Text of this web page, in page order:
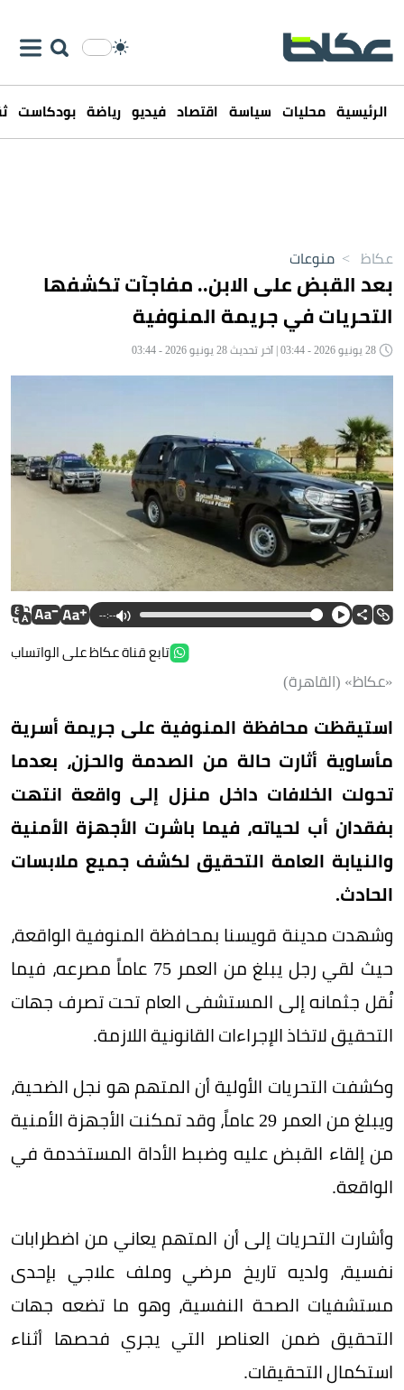
الرئيسية محليات سياسة اقتصاد فيديو رياضة بودكاست
عكاظ > منوعات
بعد القبض على الابن.. مفاجآت تكشفها
التحريات في جريمة المنوفية
--:--
تابع قناة عكاظ على الواتساب
«عكاظ» (القاهرة)
استيقظت محافظة المنوفية على جريمة أسرية
مأساوية أثارت حالة من الصدمة والحزن، بعدما
تحولت الخلافات داخل منزل إلى واقعة انتهت
بفقدان أب لحياته، فيما باشرت الأجهزة الأمنية
والنيابة العامة التحقيق لكشف جميع ملابسات
الحادث.
وشهدت مدينة قويسنا بمحافظة المنوفية الواقعة،
حيث لقي رجل يبلغ من العمر 75 عاماً مصرعه، فيما
نُقل جثمانه إلى المستشفى العام تحت تصرف جهات
التحقيق لاتخاذ الإجراءات القانونية اللازمة.
وكشفت التحريات الأولية أن المتهم هو نجل الضحية،
ويبلغ من العمر 29 عاماً، وقد تمكنت الأجهزة الأمنية
من إلقاء القبض عليه وضبط الأداة المستخدمة في
الواقعة.
وأشارت التحريات إلى أن المتهم يعاني من اضطرابات
نفسية، ولديه تاريخ مرضي وملف علاجي بإحدى
مستشفيات الصحة النفسية، وهو ما تضعه جهات
التحقيق ضمن العناصر التي يجري فحصها أثناء
استكمال التحقيقات.